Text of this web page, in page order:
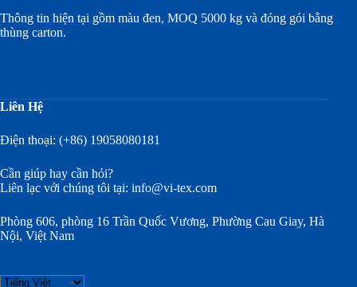
Thông tin hiện tại gồm màu đen, MOQ 5000 kg và đóng gói bằng
thùng carton.
Liên Hệ
Điện thoại: (+86) 19058080181
Cần giúp hay cần hỏi?
Liên lạc với chúng tôi tại: info@vi-tex.com
Phòng 606, phòng 16 Trần Quốc Vương, Phường Cau Giay, Hà
Nội, Việt Nam
Choose